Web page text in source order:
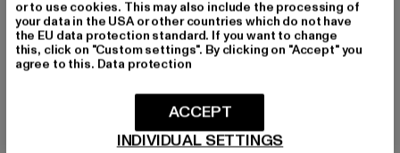
BRANDIT
Army Boots
78,84 EUR
Derzeitiger Preis: 78,84 EUR
BRANDIT
Phantom
-33%
or to use cookies. This may also include the processing of
your data in the USA or other countries which do not have
the EU data protection standard. If you want to change
this, click on "Custom settings". By clicking on "Accept" you
agree to this. Data protection
INDIVIDUAL SETTINGS
ACCEPT